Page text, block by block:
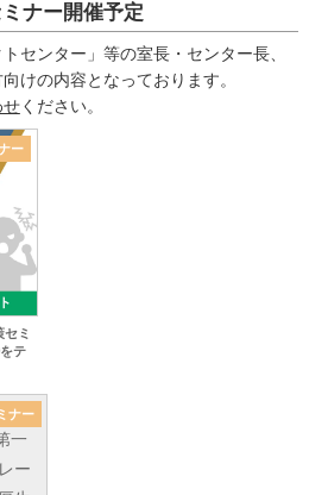
ナー開催予定
センター」等の室長・センター長、
けの内容となっております。
せください。
ー
ミ
テ
ナー